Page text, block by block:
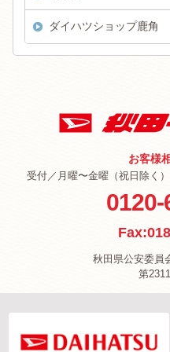
ダイハツショップ鹿角
お客様
受付／月曜〜金曜（祝日除く
秋田県公安委員
第